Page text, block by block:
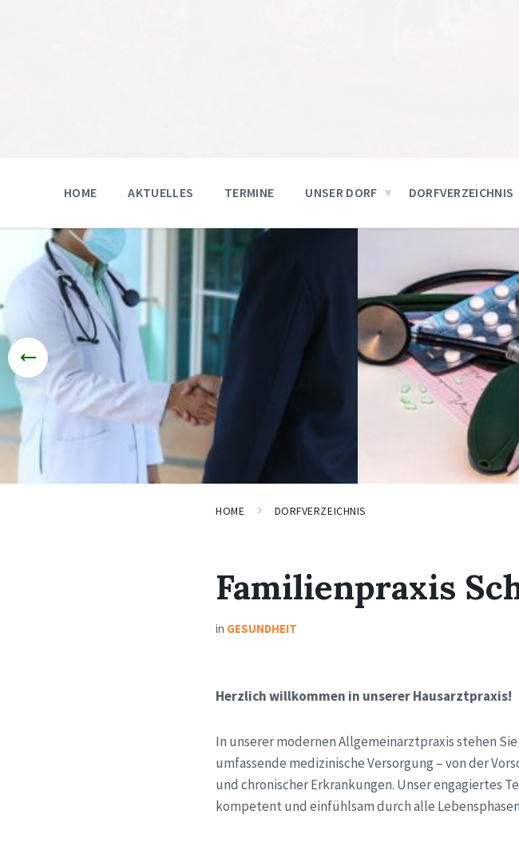
HOME AKTUELLES TERMINE UNSER DORF DORFVERZEICHNIS
HOME DORFVERZEICHNIS
Familienpraxis
in GESUNDHEIT
Herzlich willkommen in unserer Hausarztpraxis!
In unserer modernen Allgemeinarztpraxis stehen
umfassende medizinische Versorgung – von der
und chronischer Erkrankungen. Unser engagiertes
kompetent und einfühlsam durch alle